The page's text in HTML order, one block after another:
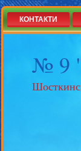
№ 9
КОНТАКТИ